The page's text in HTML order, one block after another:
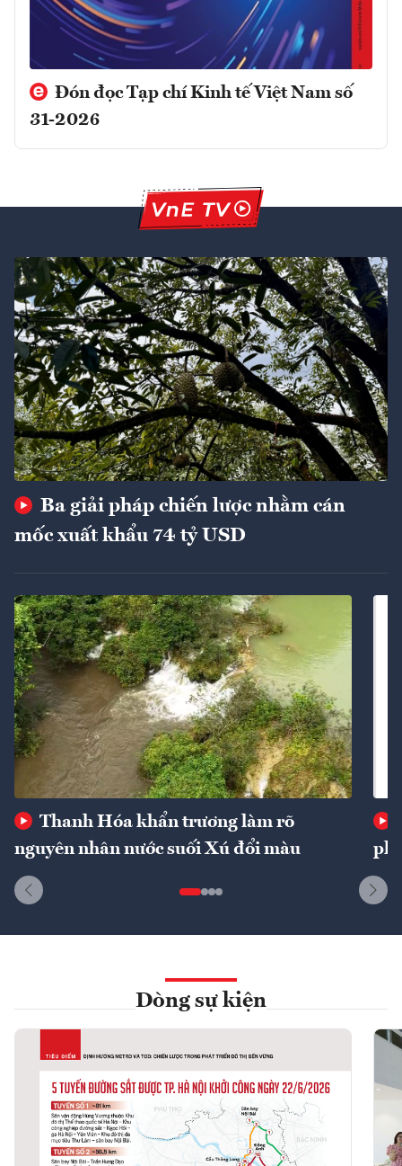
Đón đọc Tạp chí Kinh tế Việt Nam số
31-2026
Ba giải pháp chiến lược nhằm cán
mốc xuất khẩu 74 tỷ USD
Thanh Hóa khẩn trương làm rõ
nguyên nhân nước suối Xú đổi màu
phí
Dòng sự kiện